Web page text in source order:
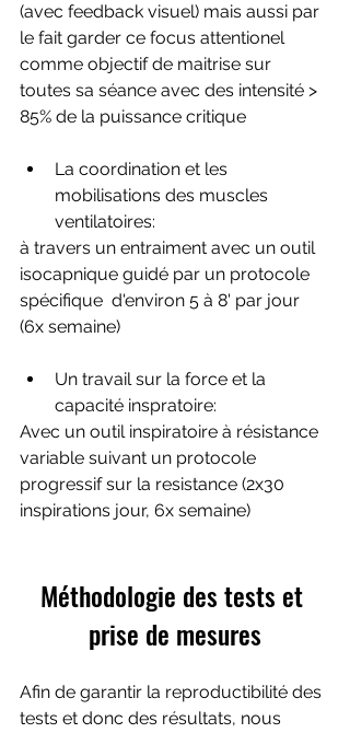
(avec feedback visuel) mais aussi par
le fait garder ce focus attentionel
comme objectif de maitrise sur
toutes sa séance avec des intensité >
85% de la puissance critique
La coordination et les
mobilisations des muscles
ventilatoires:
à travers un entraiment avec un outil
isocapnique guidé par un protocole
spécifique  d'environ 5 à 8' par jour
(6x semaine)
Un travail sur la force et la
capacité inspratoire:
Avec un outil inspiratoire à résistance
variable suivant un protocole
progressif sur la resistance (2x30
inspirations jour, 6x semaine)
Méthodologie des tests et
prise de mesures
Afin de garantir la reproductibilité des
tests et donc des résultats, nous